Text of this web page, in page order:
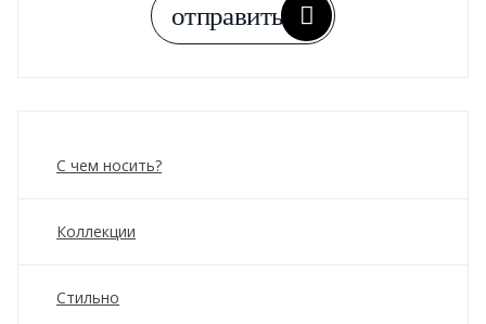
С чем носить?
Коллекции
Стильно